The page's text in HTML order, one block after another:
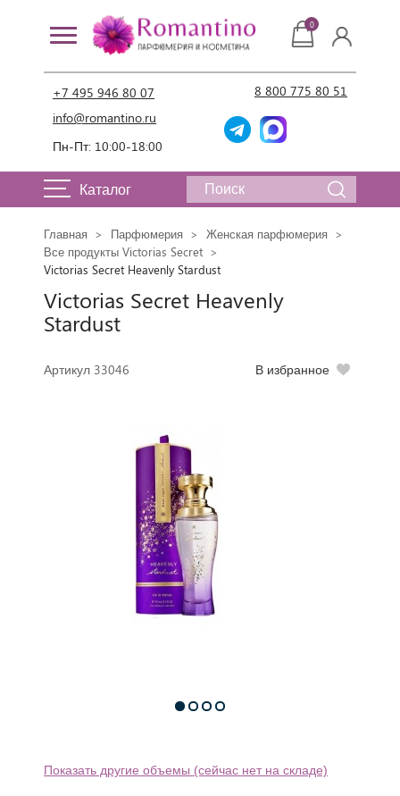
+7 495 946 80 07
info@romantino.ru
Пн-Пт: 10:00-18:00
8 800 775 80 51
0
Каталог
Главная Парфюмерия
Женская парфюмерия
Все продукты Victorias Secret
Victorias Secret Heavenly Stardust
Victorias Secret Heavenly
Stardust
Артикул 33046 В избранное
Показать другие объемы (сейчас нет на складе)